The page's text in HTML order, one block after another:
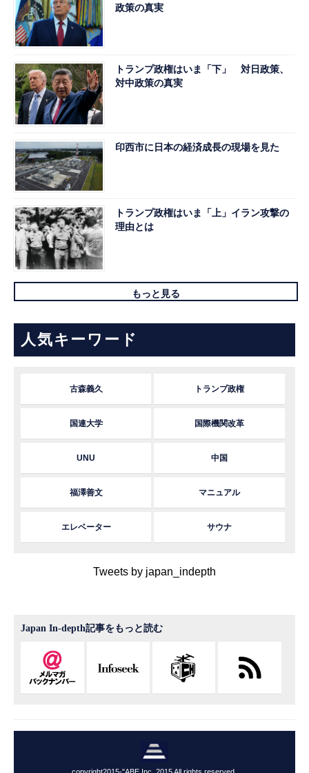
政策の真実
トランプ政権はいま「下」 対日政策、
対中政策の真実
印西市に日本の経済成長の現場を見た
トランプ政権はいま「上」イラン攻撃の
理由とは
もっと見る
人気キーワード
古森義久 トランプ政権
国連大学 国際機関改革
UNU 中国
福澤善文 マニュアル
エレベーター サウナ
Tweets by japan_indepth
Japan In-depth記事をもっと読む